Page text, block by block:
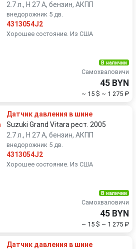
2.7 л., H 27 A, бензин, АКПП
внедорожник 5 дв.
4313054J2
Хорошее состояние. Из США
В наличии
Самохваловичи
45 BYN
~ 15 $ ~ 1 275 ₽
Датчик давления в шине
Suzuki Grand Vitara рест. 2005
2.7 л., H 27 A, бензин, АКПП
внедорожник 5 дв.
4313054J2
Хорошее состояние. Из США
В наличии
Самохваловичи
45 BYN
~ 15 $ ~ 1 275 ₽
Датчик давления в шине